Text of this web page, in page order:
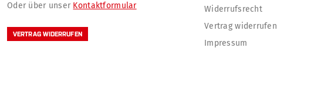
Oder über unser Kontaktformular
VERTRAG WIDERRUFEN
Widerrufsrecht
Vertrag widerrufen
Impressum